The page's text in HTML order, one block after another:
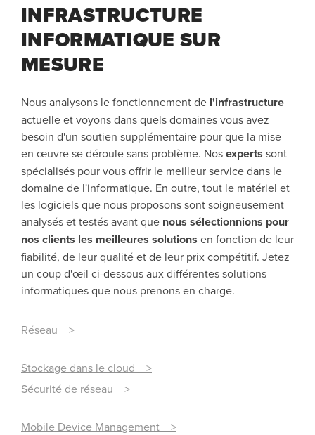
INFRASTRUCTURE
INFORMATIQUE SUR
MESURE
Nous analysons le fonctionnement de l'infrastructure
actuelle et voyons dans quels domaines vous avez
besoin d'un soutien supplémentaire pour que la mise
en œuvre se déroule sans problème. Nosexperts sont
spécialisés pour vous offrir le meilleur service dans le
domaine de l'informatique. En outre, tout le matériel et
les logiciels que nous proposons sont soigneusement
analysés et testés avant que nous sélectionnions pour
nos clients les meilleures solutions en fonction de leur
fiabilité, de leur qualité et de leur prix compétitif. Jetez
un coup d'œil ci-dessous aux différentes solutions
informatiques que nous prenons en charge.
Réseau >
Stockage dans le cloud >
Sécurité de réseau >
Mobile Device Management >